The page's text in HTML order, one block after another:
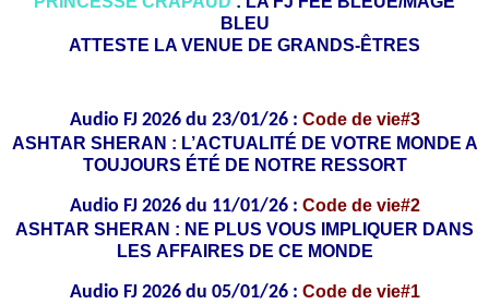
BLEU
ATTESTE LA VENUE DE GRANDS-ÊTRES
Audio FJ 2026 du 23/01/26 : Code de vie#3
ASHTAR SHERAN : L’ACTUALITÉ DE VOTRE MONDE A
TOUJOURS ÉTÉ DE NOTRE RESSORT
Audio FJ 2026 du 11/01/26 : Code de vie#2
ASHTAR SHERAN : NE PLUS VOUS IMPLIQUER DANS
LES AFFAIRES DE CE MONDE
Audio FJ 2026 du 05/01/26 : Code de vie#1